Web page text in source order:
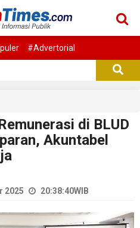
#Advertorial
di BLUD
Akuntabel
2025 20:38:40WIB